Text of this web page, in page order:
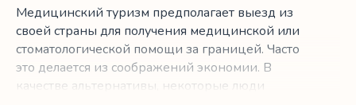
Медицинский туризм предполагает выезд из
своей страны для получения медицинской или
стоматологической помощи за границей. Часто
это делается из соображений экономии. В
качестве альтернативы, некоторые люди